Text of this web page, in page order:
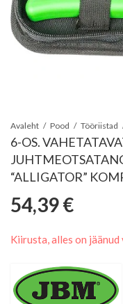
Avaleht Pood Tööriistad
6-OS.
“ALLIGATOR”
54,39€
Kiirusta, alles on